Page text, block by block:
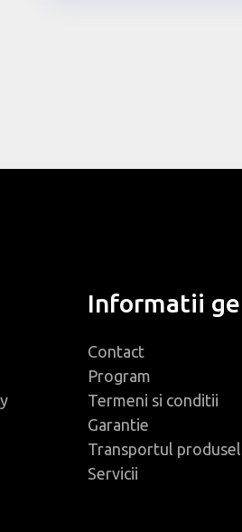
Informatii
Contact
Program
Termeni si conditii
Garantie
Transportul
Servicii